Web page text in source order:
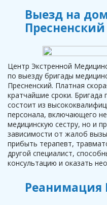
Выезд на
Пресненский
Центр Экстренной
по выезду бригады
Пресненский. Платная
кратчайшие сроки.
состоит из
персонала, включающего
медицинскую сестру, но и
зависимости от жалоб
прибыть терапевт,
другой специалист,
консультацию и оказать
Реанимация